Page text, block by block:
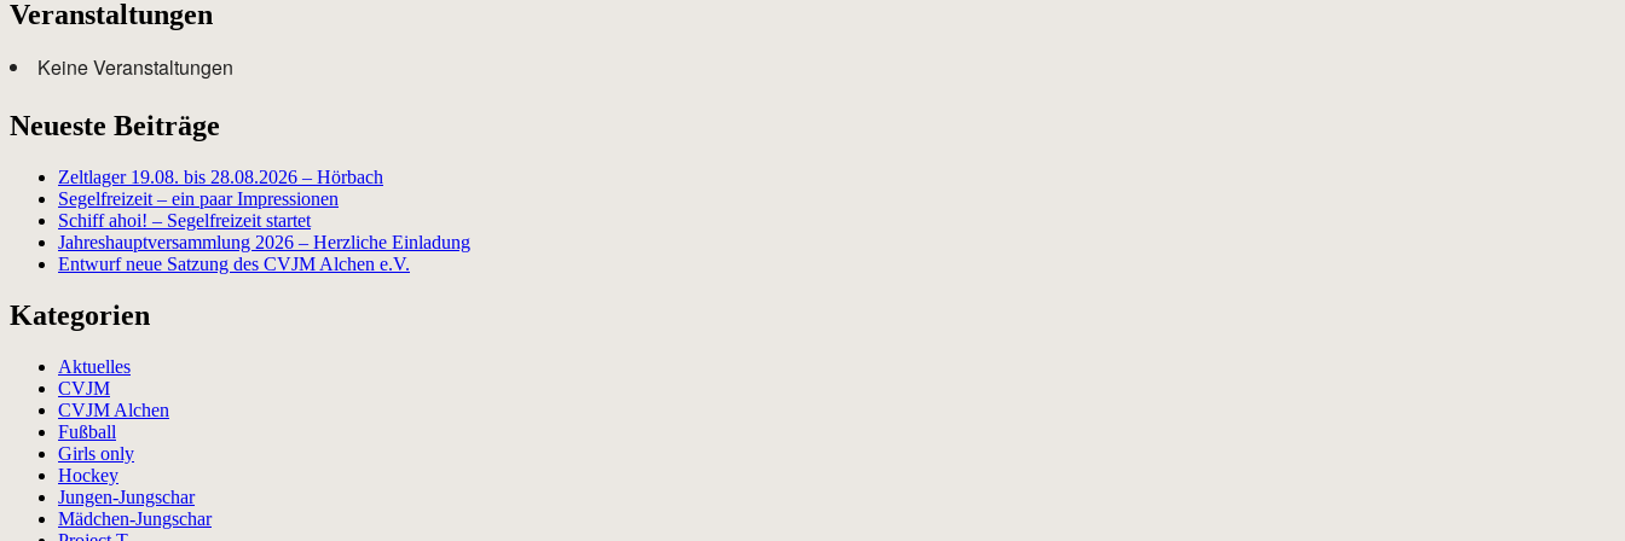
Veranstaltungen
Keine Veranstaltungen
Neueste Beiträge
Zeltlager 19.08. bis 28.08.2026 – Hörbach
Segelfreizeit – ein paar Impressionen
Schiff ahoi! – Segelfreizeit startet
Jahreshauptversammlung 2026 – Herzliche Einladung
Entwurf neue Satzung des CVJM Alchen e.V.
Kategorien
Aktuelles
CVJM
CVJM Alchen
Fußball
Girls only
Hockey
Jungen-Jungschar
Mädchen-Jungschar